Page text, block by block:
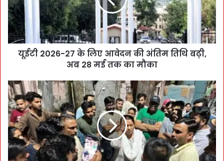
यूईटी 2026-27 के लिए आवेदन की अंतिम तिथि बढ़ी,
अब 28 मई तक का मौका